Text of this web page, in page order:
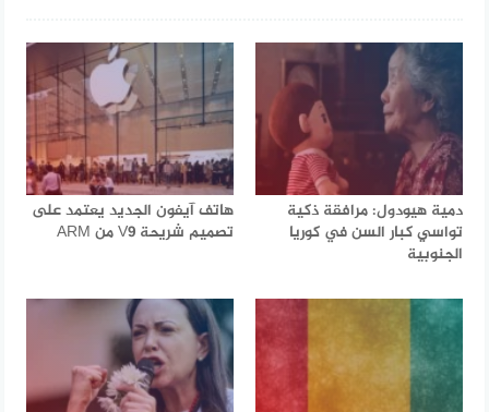
دمية هيودول: مرافقة ذكية
تواسي كبار السن في كوريا
الجنوبية
هاتف آيفون الجديد يعتمد على
تصميم شريحة V9 من ARM